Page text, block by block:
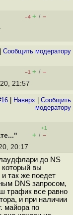
–4 + / –
Cообщить модератору
–1 + / –
21:57
Наверх
Cообщить
модератору
+1
+ / –
20:17
до NS
который вы
так же поедет
DNS запросом,
трафик все равно
и при наличии
майора по